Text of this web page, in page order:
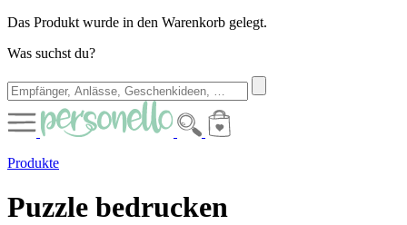
Das Produkt wurde in den Warenkorb gelegt.
Was suchst du?
Produkte
Puzzle bedrucken